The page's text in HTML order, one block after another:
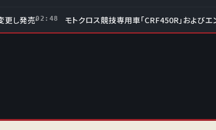
索
更し発売02:48 モトクロス競技専用車「CRF450R」および